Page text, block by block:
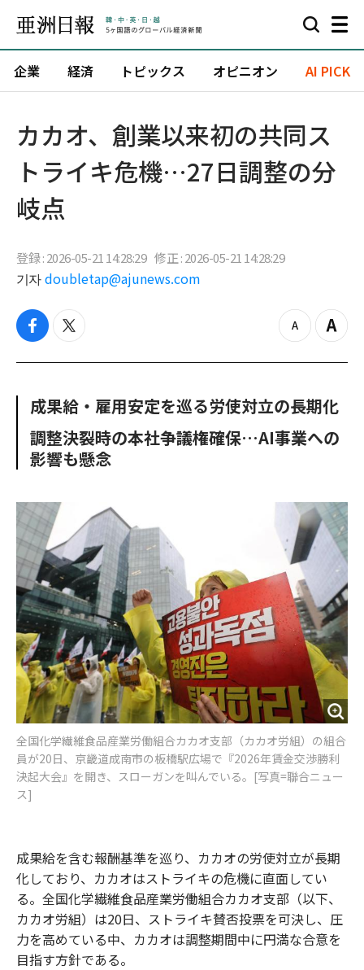
企業 経済 トピックス オピニオン AI PICK
カカオ、創業以来初の共同ス
トライキ危機…27日調整の分
岐点
登録 : 2026-05-21 14:28:29 修正 : 2026-05-21 14:28:29
기자 doubletap@ajunews.com
f
c
o
k
t
i
e
z
o
u
Z
o
n
成果給・雇用安定を巡る労使対立の長期化
調整決裂時の本社争議権確保…AI事業への
影響も懸念
全国化学繊維食品産業労働組合カカオ支部（カカオ労組）の組合
員が20日、京畿道成南市の板橋駅広場で『2026年賃金交渉勝利
決起大会』を開き、スローガンを叫んでいる。[写真=聯合ニュー
ス]
成果給を含む報酬基準を巡り、カカオの労使対立が長期
化しており、カカオはストライキの危機に直面してい
る。全国化学繊維食品産業労働組合カカオ支部（以下、
カカオ労組）は20日、ストライキ賛否投票を可決し、圧
力を高めている中、カカオは調整期間中に円満な合意を
目指す方針である。